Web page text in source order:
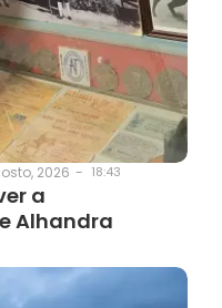
2026 - 18:43
a
Alhandra